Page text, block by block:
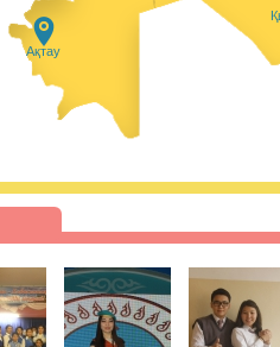
Сіздермен #пайдалыақпарат
Қазір уақыты мен ақщасы шығын қылып,
білім алмаған адамдарды кездестіреміз. Жаңа
мамандықты меңгеру кезінде сізбен де
болғанын қаламасаңыз, онда келесі кеңестерге
ҰБТ-ның бірінші күнінің
бойынша 205 қатысушы 110-нан
жинады.
Ақтау